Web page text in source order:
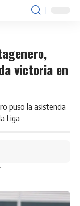
victoria en
puso la asistencia
Liga